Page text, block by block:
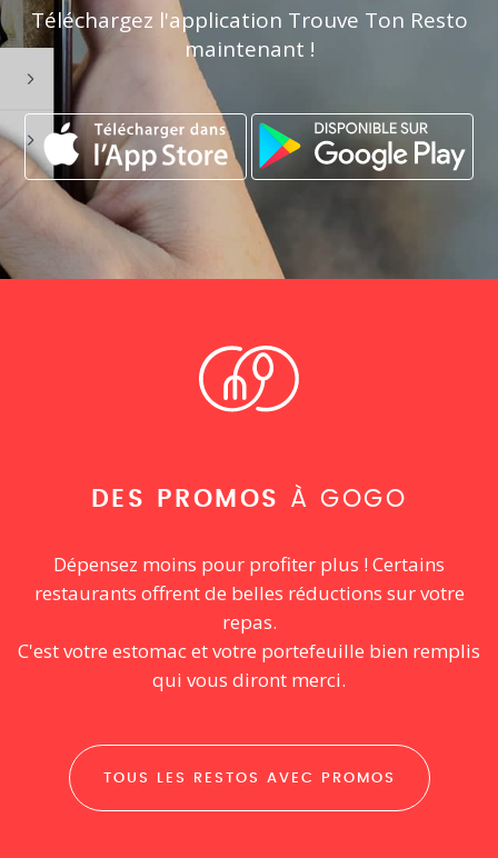
Téléchargez l'application Trouve Ton Resto
maintenant !
DES PROMOS À GOGO
Dépensez moins pour profiter plus ! Certains
restaurants offrent de belles réductions sur votre
repas.
C'est votre estomac et votre portefeuille bien remplis
qui vous diront merci.
TOUS LES RESTOS AVEC PROMOS